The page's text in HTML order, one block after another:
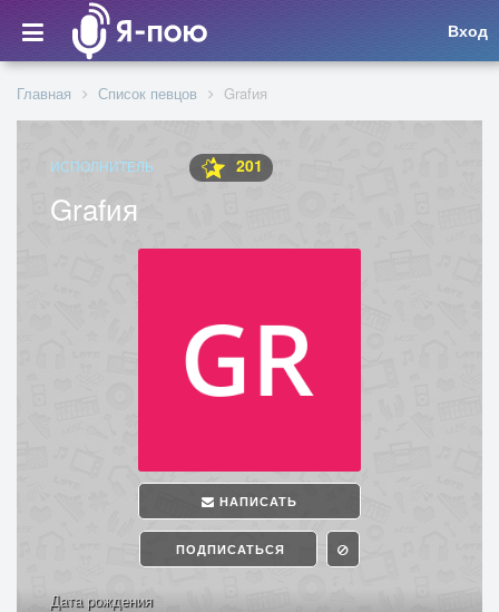
Вход
Главная Список певцов Grafия
ИСПОЛНИТЕЛЬ 201
Grafия
НАПИСАТЬ
ПОДПИСАТЬСЯ
Дата рождения